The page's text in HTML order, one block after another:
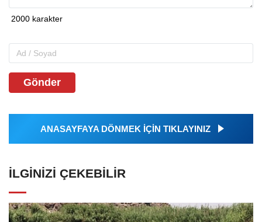
Gönder
ANASAYFAYA DÖNMEK İÇİN TIKLAYINIZ
İLGINIZI ÇEKEBILIR